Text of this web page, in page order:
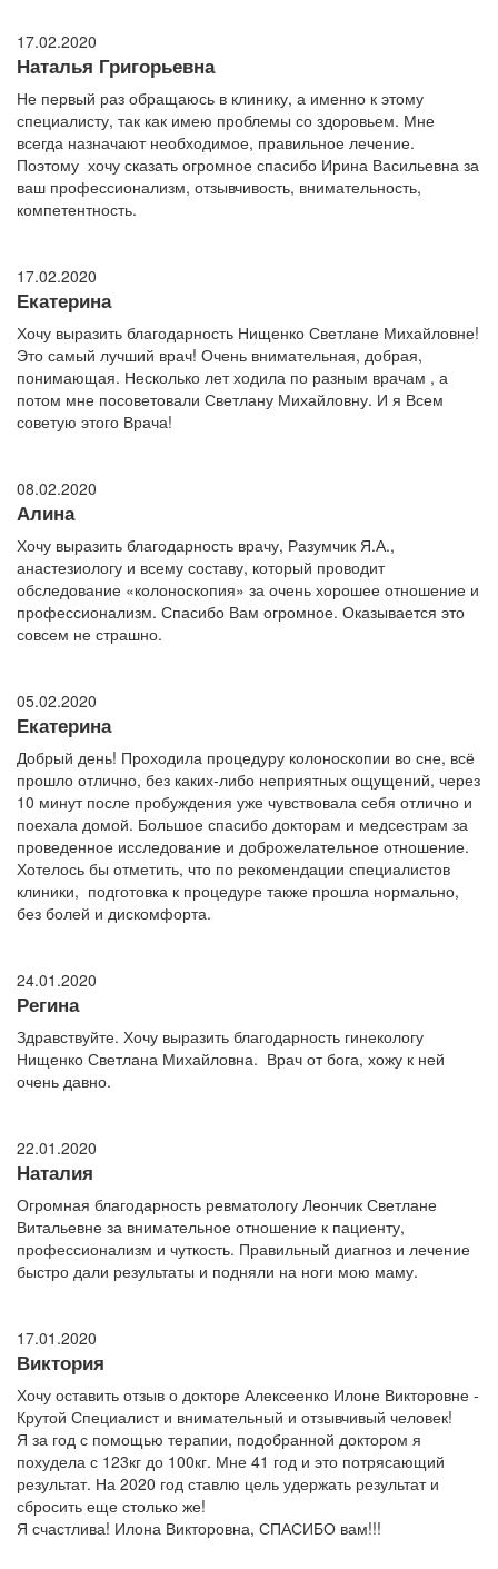
17.02.2020
Наталья Григорьевна
Не первый раз обращаюсь в клинику, а именно к этому
специалисту, так как имею проблемы со здоровьем. Мне
всегда назначают необходимое, правильное лечение.
Поэтому хочу сказать огромное спасибо Ирина Васильевна за
ваш профессионализм, отзывчивость, внимательность,
компетентность.
17.02.2020
Екатерина
Хочу выразить благодарность Нищенко Светлане Михайловне!
Это самый лучший врач! Очень внимательная, добрая,
понимающая. Несколько лет ходила по разным врачам , а
потом мне посоветовали Светлану Михайловну. И я Всем
советую этого Врача!
08.02.2020
Алина
Хочу выразить благодарность врачу, Разумчик Я.А.,
анастезиологу и всему составу, который проводит
обследование «колоноскопия» за очень хорошее отношение и
профессионализм. Спасибо Вам огромное. Оказывается это
совсем не страшно.
05.02.2020
Екатерина
Добрый день! Проходила процедуру колоноскопии во сне, всё
прошло отлично, без каких-либо неприятных ощущений, через
10 минут после пробуждения уже чувствовала себя отлично и
поехала домой. Большое спасибо докторам и медсестрам за
проведенное исследование и доброжелательное отношение.
Хотелось бы отметить, что по рекомендации специалистов
клиники, подготовка к процедуре также прошла нормально,
без болей и дискомфорта.
24.01.2020
Регина
Здравствуйте. Хочу выразить благодарность гинекологу
Нищенко Светлана Михайловна. Врач от бога, хожу к ней
очень давно.
22.01.2020
Наталия
Огромная благодарность ревматологу Леончик Светлане
Витальевне за внимательное отношение к пациенту,
профессионализм и чуткость. Правильный диагноз и лечение
быстро дали результаты и подняли на ноги мою маму.
17.01.2020
Виктория
Хочу оставить отзыв о докторе Алексеенко Илоне Викторовне -
Крутой Специалист и внимательный и отзывчивый человек!
Я за год с помощью терапии, подобранной доктором я
похудела с 123кг до 100кг. Мне 41 год и это потрясающий
результат. На 2020 год ставлю цель удержать результат и
сбросить еще столько же!
Я счастлива! Илона Викторовна, СПАСИБО вам!!!